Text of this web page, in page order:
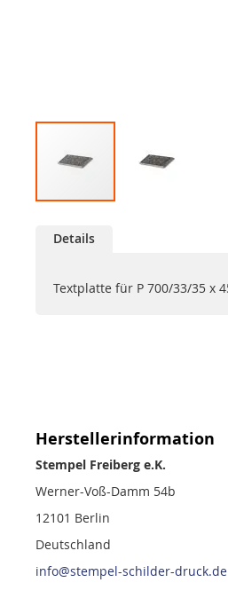
der
springen
Details
Textplatte für P 700/33/35 x
Herstellerinformation
Stempel Freiberg e.K.
Werner-Voß-Damm 54b
12101 Berlin
Deutschland
info@stempel-schilder-druck.de